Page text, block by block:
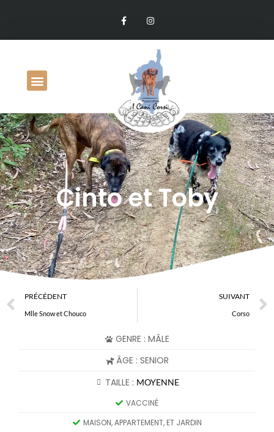
Cinto et Toby
PRÉCÉDENT
Mlle Snow et Chouco
SUIVANT
Corso
GENRE : MÂLE
ÂGE : SENIOR
TAILLE : MOYENNE
VACCINÉ
MAISON, APPARTEMENT, ET JARDIN